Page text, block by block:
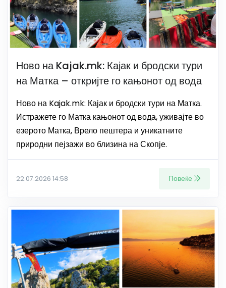
Ново на Kajak.mk: Кајак и бродски тури
на Матка – откријте го кањонот од вода
Ново на Kajak.mk: Кајак и бродски тури на Матка.
Истражете го Матка кањонот од вода, уживајте во
езерото Матка, Врело пештера и уникатните
природни пејзажи во близина на Скопје.
22.07.2026 14:58 Повеќе